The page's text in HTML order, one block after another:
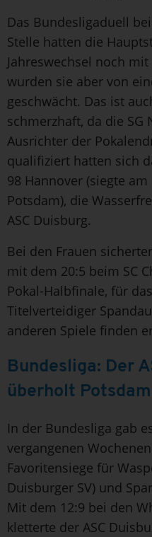
Das Bundesligaduell
Stelle hatten die
Jahreswechsel noch
wurden sie aber von
geschwächt. Das ist
schmerzhaft, da die SG
Ausrichter der
qualifiziert hatten sich
98 Hannover (siegte
Potsdam), die
ASC Duisburg.
Bei den Frauen
mit dem 20:5 beim SC
Pokal-Halbfinale, für
Titelverteidiger
anderen Spiele finden
Bundesliga: Der
überholt Potsdam
In der Bundesliga gab
vergangenen
Favoritensiege für
Duisburger SV) und
Mit dem 12:9 bei den
kletterte der ASC